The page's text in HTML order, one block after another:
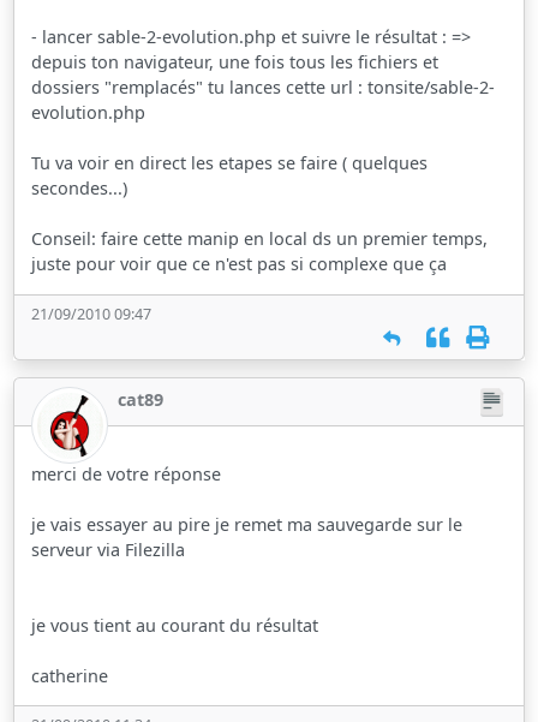
- lancer sable-2-evolution.php et suivre le résultat : =>
depuis ton navigateur, une fois tous les fichiers et
dossiers "remplacés" tu lances cette url : tonsite/sable-2-
evolution.php
Tu va voir en direct les etapes se faire ( quelques
secondes...)
Conseil: faire cette manip en local ds un premier temps,
juste pour voir que ce n'est pas si complexe que ça
21/09/2010 09:47
cat89
merci de votre réponse
je vais essayer au pire je remet ma sauvegarde sur le
serveur via Filezilla
je vous tient au courant du résultat
catherine